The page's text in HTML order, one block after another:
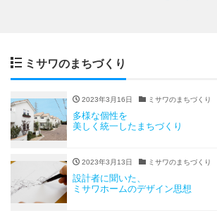
ミサワのまちづくり
2023年3月16日 ミサワのまちづくり
多様な個性を
美しく統一したまちづくり
2023年3月13日 ミサワのまちづくり
設計者に聞いた、
ミサワホームのデザイン思想